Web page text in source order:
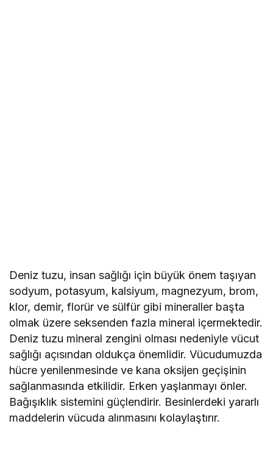
Deniz tuzu, insan sağlığı için büyük önem taşıyan
sodyum, potasyum, kalsiyum, magnezyum, brom,
klor, demir, florür ve sülfür gibi mineraller başta
olmak üzere seksenden fazla mineral içermektedir.
Deniz tuzu mineral zengini olması nedeniyle vücut
sağlığı açısından oldukça önemlidir. Vücudumuzda
hücre yenilenmesinde ve kana oksijen geçişinin
sağlanmasında etkilidir. Erken yaşlanmayı önler.
Bağışıklık sistemini güçlendirir. Besinlerdeki yararlı
maddelerin vücuda alınmasını kolaylaştırır.